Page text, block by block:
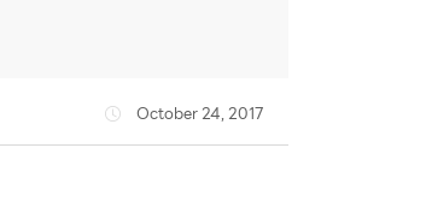
October 24, 2017